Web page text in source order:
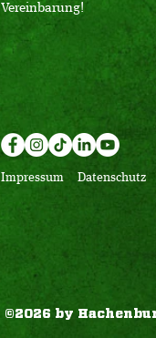
Vereinbarung!
Impressum
Datenschutz
©2026 by